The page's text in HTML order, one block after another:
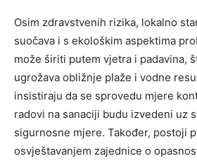
Osim zdravstvenih rizika, lokalno
suočava i s ekološkim aspektima
može širiti putem vjetra i padavina,
ugrožava obližnje plaže i vodne
insistiraju da se sprovedu mjere
radovi na sanaciji budu izvedeni uz
sigurnosne mjere. Također, postoji
osvještavanjem zajednice o